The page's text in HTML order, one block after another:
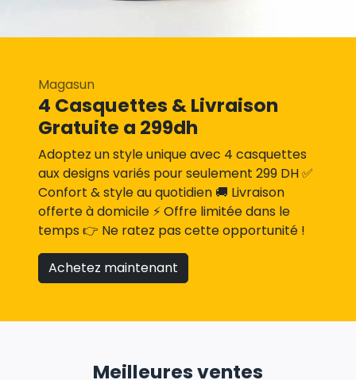
Magasun
4 Casquettes & Livraison
Gratuite a 299dh
Adoptez un style unique avec 4 casquettes
aux designs variés pour seulement 299 DH ✅
Confort & style au quotidien 🚚 Livraison
offerte à domicile ⚡ Offre limitée dans le
temps 👉 Ne ratez pas cette opportunité !
Achetez maintenant
Meilleures ventes